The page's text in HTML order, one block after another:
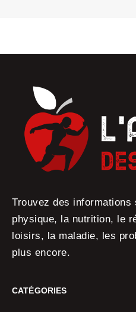
Trouvez des
physique, la nutrition, le
loisirs, la maladie, les
plus encore.
CATÉGORIES